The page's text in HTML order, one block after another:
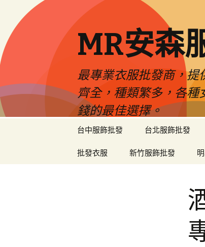
MR安森
最專業衣服批發商，提
齊全，種類繁多，各種
錢的最佳選擇。
台中服飾批發 台北服飾批發
批發衣服 新竹服飾批發